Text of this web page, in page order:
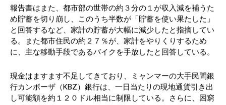
報告書はまた、都市部の世帯の約３分の１が収入減を補うた
め貯蓄を切り崩し、このうち半数が「貯蓄を使い果たした」
と回答するなど、家計の貯蓄が大幅に減少したと指摘してい
る。また都市住民の約２７％が、家計をやりくりするため
に、主な移動手段であるバイクを手放したと回答している。
現金はますます不足してきており、ミャンマーの大手民間銀
行カンボーザ（KBZ）銀行は、一日当たりの現地通貨引き出
し可能額を約１２０ドル相当に制限している。さらに、困窮